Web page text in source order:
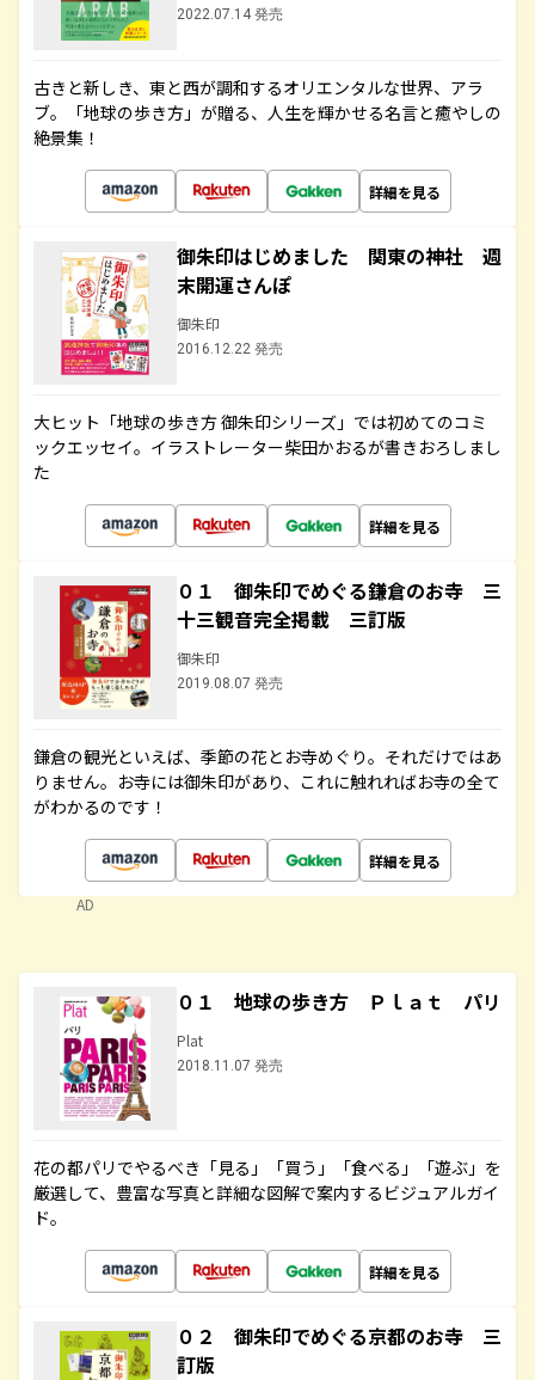
2022.07.14 発売
古きと新しき、東と西が調和するオリエンタルな世界、アラ
ブ。「地球の歩き方」が贈る、人生を輝かせる名言と癒やしの
絶景集！
詳細を見る
御朱印はじめました 関東の神社 週
末開運さんぽ
御朱印
2016.12.22 発売
大ヒット「地球の歩き方 御朱印シリーズ」では初めてのコミ
ックエッセイ。イラストレーター柴田かおるが書きおろしまし
た
詳細を見る
０１ 御朱印でめぐる鎌倉のお寺 三
十三観音完全掲載 三訂版
御朱印
2019.08.07 発売
鎌倉の観光といえば、季節の花とお寺めぐり。それだけではあ
りません。お寺には御朱印があり、これに触れればお寺の全て
がわかるのです！
詳細を見る
AD
０１ 地球の歩き方 Ｐｌａｔ パリ
Plat
2018.11.07 発売
花の都パリでやるべき「見る」「買う」「食べる」「遊ぶ」を
厳選して、豊富な写真と詳細な図解で案内するビジュアルガイ
ド。
詳細を見る
０２ 御朱印でめぐる京都のお寺 三
訂版